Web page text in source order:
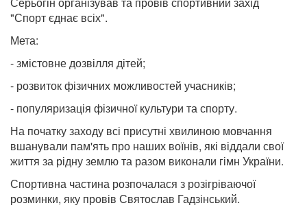
"Спорт єднає всіх".
Мета:
- змістовне дозвілля дітей;
- розвиток фізичних можливостей учасників;
- популяризація фізичної культури та спорту.
На початку заходу всі присутні хвилиною мовчання
вшанували пам'ять про наших воїнів, які віддали свої
життя за рідну землю та разом виконали гімн України.
Спортивна частина розпочалася з розігріваючої
розминки, яку провів Святослав Гадзінський.